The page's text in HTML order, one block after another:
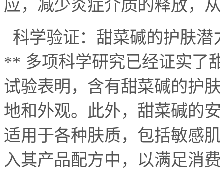
应，减少炎症介质的释放，
科学验证：甜菜碱的护肤
** 多项科学研究已经证实了
试验表明，含有甜菜碱的护
地和外观。此外，甜菜碱的
适用于各种肤质，包括敏感
入其产品配方中，以满足消